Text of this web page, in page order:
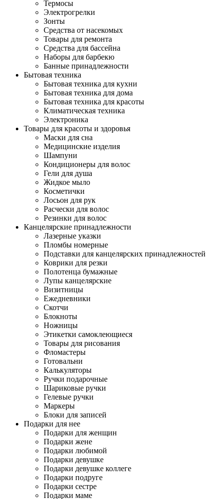
Термосы
Электрогрелки
Зонты
Средства от насекомых
Товары для ремонта
Средства для бассейна
Наборы для барбекю
Банные принадлежности
Бытовая техника
Бытовая техника для кухни
Бытовая техника для дома
Бытовая техника для красоты
Климатическая техника
Электроника
Товары для красоты и здоровья
Маски для сна
Медицинские изделия
Шампуни
Кондиционеры для волос
Гели для душа
Жидкое мыло
Косметички
Лосьон для рук
Расчески для волос
Резинки для волос
Канцелярские принадлежности
Лазерные указки
Пломбы номерные
Подставки для канцелярских принадлежностей
Коврики для резки
Полотенца бумажные
Лупы канцелярские
Визитницы
Ежедневники
Скотчи
Блокноты
Ножницы
Этикетки самоклеющиеся
Товары для рисования
Фломастеры
Готовальни
Калькуляторы
Ручки подарочные
Шариковые ручки
Гелевые ручки
Маркеры
Блоки для записей
Подарки для нее
Подарки для женщин
Подарки жене
Подарки любимой
Подарки девушке
Подарки девушке коллеге
Подарки подруге
Подарки сестре
Подарки маме